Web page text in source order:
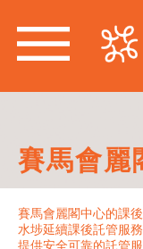
賽馬會麗
賽馬會麗閣中心的課
水埗延續課後託管服
提供安全可靠的託管